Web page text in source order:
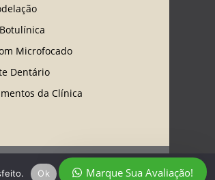
Microfocado
Dentário
da Clínica
Termo de Uso ContatoMarque Sua Avaliação!
Ok Política de privacidade